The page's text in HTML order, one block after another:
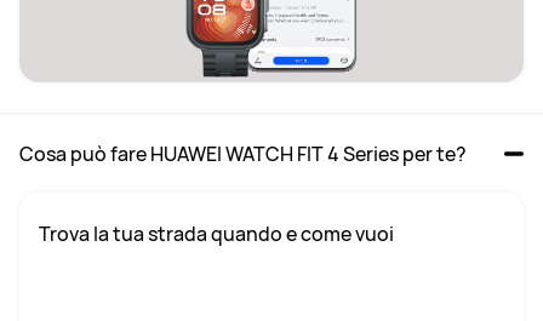
Cosa può fare HUAWEI WATCH FIT 4 Series per te?